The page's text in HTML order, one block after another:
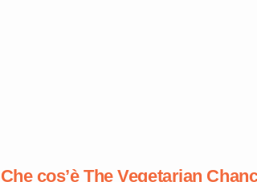
Che cos’è The Vegetarian